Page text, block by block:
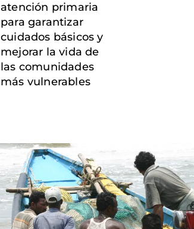
atención primaria
para garantizar
cuidados básicos y
mejorar la vida de
las comunidades
más vulnerables